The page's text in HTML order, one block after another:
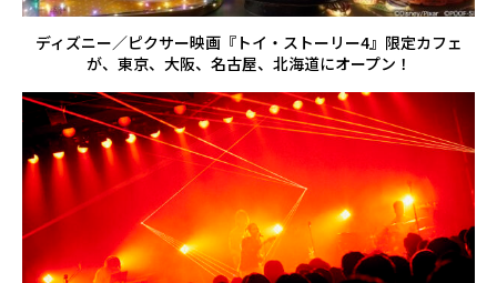
ディズニー／ピクサー映画『トイ・ストーリー4』限定カフェ
が、東京、大阪、名古屋、北海道にオープン！